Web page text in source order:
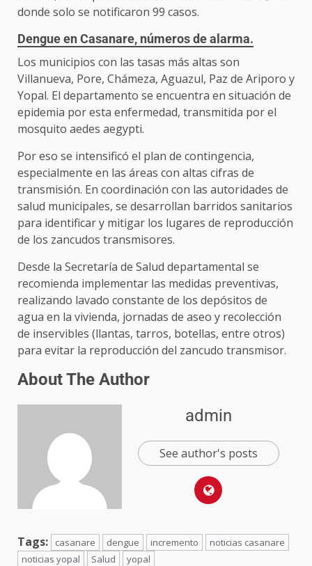
donde solo se notificaron 99 casos.
Dengue en Casanare, números de alarma.
Los municipios con las tasas más altas son
Villanueva, Pore, Chámeza, Aguazul, Paz de Ariporo y
Yopal. El departamento se encuentra en situación de
epidemia por esta enfermedad, transmitida por el
mosquito aedes aegypti.
Por eso se intensificó el plan de contingencia,
especialmente en las áreas con altas cifras de
transmisión. En coordinación con las autoridades de
salud municipales, se desarrollan barridos sanitarios
para identificar y mitigar los lugares de reproducción
de los zancudos transmisores.
Desde la Secretaría de Salud departamental se
recomienda implementar las medidas preventivas,
realizando lavado constante de los depósitos de
agua en la vivienda, jornadas de aseo y recolección
de inservibles (llantas, tarros, botellas, entre otros)
para evitar la reproducción del zancudo transmisor.
About The Author
admin
See author's posts
Tags: casanare dengue incremento
noticias casanare
noticias yopal
Salud yopal